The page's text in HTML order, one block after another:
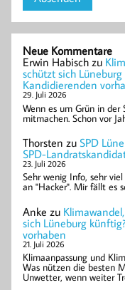
Neue Kommentare
Erwin Habisch zu
schützt sich
Kandidierenden
29. Juli 2026
Wenn es um Grün in
mitmachen. Schon vor
Thorsten zu SPD
SPD-
23. Juli 2026
Sehr wenig Info, sehr
an "Hacker". Mir fällt es
Anke zu
sich Lüneburg
vorhaben
21. Juli 2026
Klimaanpassung und
Was nützen die besten
Unwetter, wenn weiter